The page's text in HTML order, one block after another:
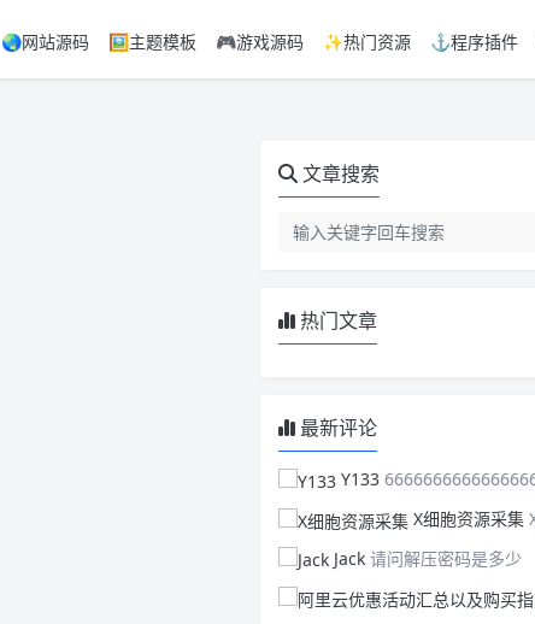
🌏网站源码 🖼️主题模板 🎮游戏源码 ✨热门资源 ⚓程序插件
文章搜索
热门文章
最新评论
Y133
X细胞资源采集 X
Jack 请问解压密码是多少